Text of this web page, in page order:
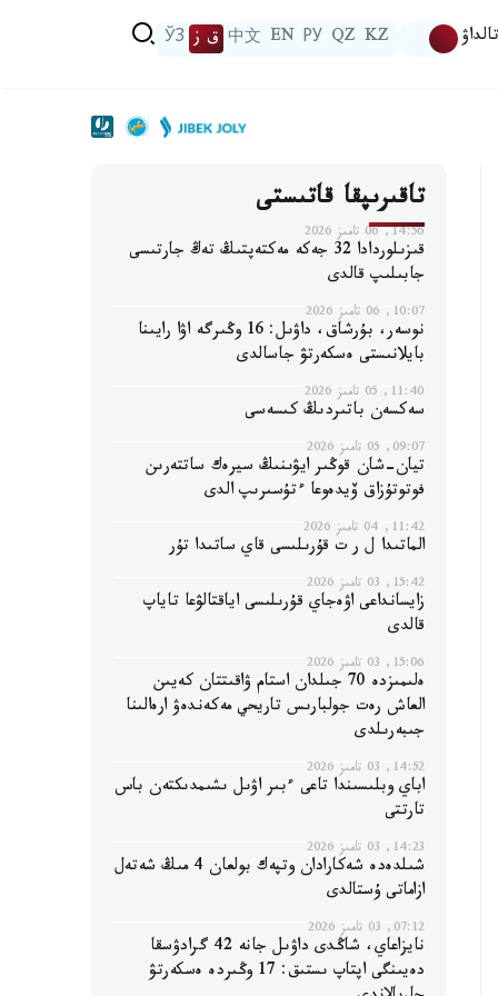
تالداۋ KZ
QZ
РУ
EN
中文 ق ز ЎЗ
تاقىرىپقا قاتىستى
14:56, 06 تامىز 2026
قىزىلوردادا 32 جەكە مەكتەپتىڭ تەڭ جارتىسى
جابىلىپ قالدى
10:07, 06 تامىز 2026
نوسەر، بۇرشاق، داۋىل: 16 وڭىرگە اۋا رايىنا
بايلانىستى ەسكەرتۋ جاسالدى
11:40, 05 تامىز 2026
سەكسەن باتىردىڭ كىسەسى
09:07, 05 تامىز 2026
تيان-شان قوڭىر ايۋىنىڭ سيرەك ساتتەرىن
فوتوتۇزاق ۆيدەوعا ءتۇسىرىپ الدى
11:42, 04 تامىز 2026
الماتىدا ل ر ت قۇرىلىسى قاي ساتىدا تۇر
15:42, 03 تامىز 2026
زايسانداعى اۋەجاي قۇرىلىسى اياقتالۋعا تاياپ
قالدى
15:06, 03 تامىز 2026
ەلىمىزدە 70 جىلدان استام ۋاقىتتان كەيىن
العاش رەت جولبارىس تاريحي مەكەندەۋ ارەالىنا
جىبەرىلدى
14:52, 03 تامىز 2026
اباي وبلىسىندا تاعى ءبىر اۋىل ىشىمدىكتەن باس
تارتتى
14:23, 03 تامىز 2026
شىلدەدە شەكارادان وتپەك بولعان 4 مىڭ شەتەل
ازاماتى ۇستالدى
07:12, 03 تامىز 2026
نايزاعاي، شاڭدى داۋىل جانە 42 گرادۋسقا
دەيىنگى اپتاپ ىستىق: 17 وڭىردە ەسكەرتۋ